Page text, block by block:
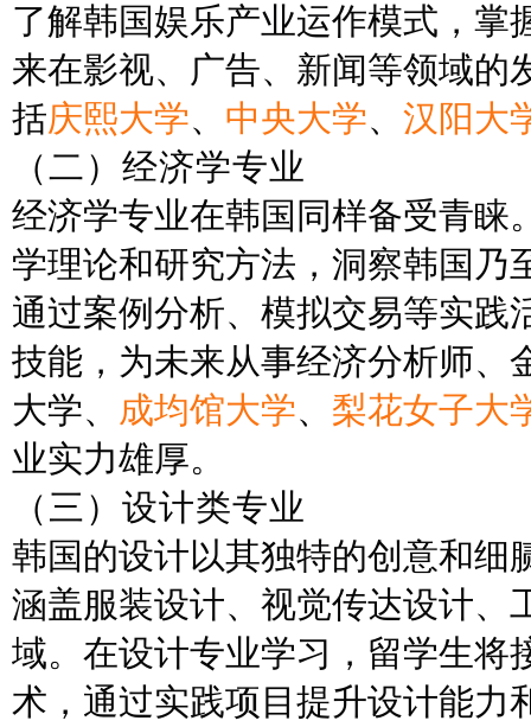
了解韩国娱乐产业运作模式，掌
来在影视、广告、新闻等领域的
括庆熙大学、 中央大学、 汉阳大
（二） 经济学专业
经济学专业在韩国同样备受青睐
学理论和研究方法，洞察韩国乃
通过案例分析、模拟交易等实践
技能，为未来从事经济分析师、
大学、 成均馆大学、 梨花女子大
业实力雄厚。
（ 三 ） 设计类专业
韩国的设计以其独特的创意和细
涵盖服装设计、视觉传达设计、
域。在设计专业学习，留学生将
术，通过实践项目提升设计能力